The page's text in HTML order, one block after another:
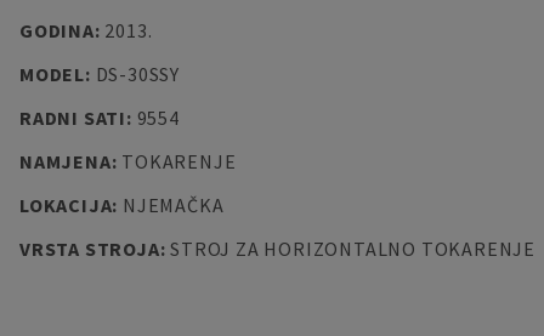
GODINA: 2013.
MODEL: DS-30SSY
RADNI SATI: 9554
NAMJENA: TOKARENJE
LOKACIJA: NJEMAČKA
VRSTA STROJA:STROJ ZA HORIZONTALNO TOKARENJE